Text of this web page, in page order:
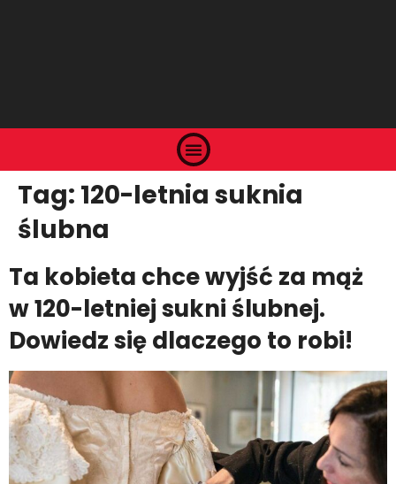
Tag: 120-letnia suknia
ślubna
Ta kobieta chce wyjść za mąż
w 120-letniej sukni ślubnej.
Dowiedz się dlaczego to robi!